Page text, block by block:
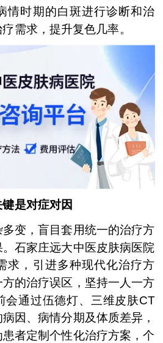
情时期的白斑进行诊断和治
需求，提升复色几率。
是对症对因
，盲目套用统一的治疗方
石家庄远大中医皮肤病医院
求，引进多种现代化治疗方
的治疗误区，坚持一人一方
会通过伍德灯、三维皮肤CT
因、病情分期及体质差异，
者定制个性化治疗方案，个